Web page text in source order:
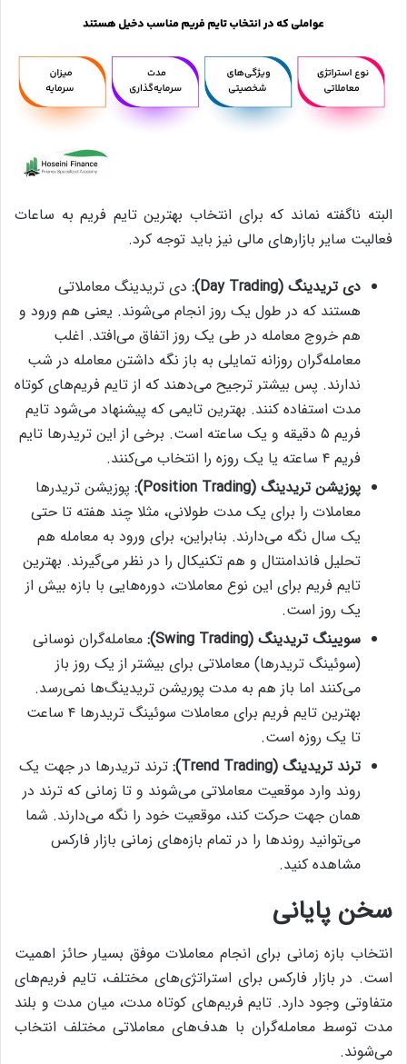
البته ناگفته نماند که برای انتخاب بهترین تایم فریم به ساعات
فعالیت سایر بازارهای مالی نیز باید توجه کرد.
دی تریدینگ (Day Trading): دی تریدینگ معاملاتی
هستند که در طول یک روز انجام می‌شوند. یعنی هم ورود و
هم خروج معامله در طی یک روز اتفاق می‌افتد. اغلب
معامله‌گران روزانه تمایلی به باز نگه داشتن معامله در شب
ندارند. پس بیشتر ترجیح می‌دهند که از تایم فریم‌های کوتاه
مدت استفاده کنند. بهترین تایمی که پیشنهاد می‌شود تایم
فریم ۵ دقیقه و یک ساعته است. برخی از این تریدرها تایم
فریم ۴ ساعته یا یک روزه را انتخاب می‌کنند.
پوزیشن تریدینگ (Position Trading):
پوزیشن تریدرها
معاملات را برای یک مدت طولانی، مثلا چند هفته تا حتی
یک سال نگه می‌دارند. بنابراین، برای ورود به معامله هم
تحلیل فاندامنتال و هم تکنیکال را در نظر می‌گیرند. بهترین
تایم فریم برای این نوع معاملات، دوره‌هایی با بازه بیش از
یک روز است.
سویینگ تریدینگ (Swing Trading):
معامله‌گران نوسانی
(سوئینگ تریدرها) معاملاتی برای بیشتر از یک روز باز
می‌کنند اما باز هم به مدت پوریشن تریدینگ‌ها نمی‌رسد.
بهترین تایم فریم برای معاملات سوئینگ تریدرها ۴ ساعت
تا یک روزه است.
ترند تریدینگ (Trend Trading): ترند تریدرها در جهت یک
روند وارد موقعیت معاملاتی می‌شوند و تا زمانی که ترند در
همان جهت حرکت کند، موقعیت خود را نگه می‌دارند. شما
می‌توانید روندها را در تمام بازه‌های زمانی بازار فارکس
مشاهده کنید.
سخن پایانی
انتخاب بازه زمانی برای انجام معاملات موفق بسیار حائز اهمیت
است. در بازار فارکس برای استراتژی‌های مختلف، تایم فریم‌های
متفاوتی وجود دارد. تایم فریم‌های کوتاه مدت،‌ میان مدت و بلند
مدت توسط معامله‌گران با هدف‌های معاملاتی مختلف انتخاب
می‌شوند.